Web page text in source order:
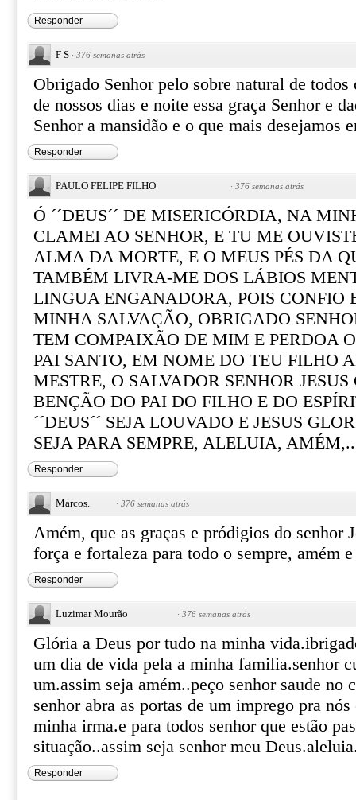
Responder
F S · 376 semanas atrás
Obrigado Senhor pelo sobre natural de
de nossos dias e noite essa graça Senhor e
Senhor a mansidão e o que mais desejamos
Responder
PAULO FELIPE FILHO · 376 semanas atrás
Ó ´´DEUS´´ DE MISERICÓRDIA, NA
CLAMEI AO SENHOR, E TU ME
ALMA DA MORTE, E O MEUS PÉS DA
TAMBÉM LIVRA-ME DOS LÁBIOS
LINGUA ENGANADORA, POIS CONFIO
MINHA SALVAÇÃO, OBRIGADO
TEM COMPAIXÃO DE MIM E PERDOA
PAI SANTO, EM NOME DO TEU FILHO
MESTRE, O SALVADOR SENHOR JESUS
BENÇÃO DO PAI DO FILHO E DO
´´DEUS´´ SEJA LOUVADO E JESUS
SEJA PARA SEMPRE, ALELUIA,
Responder
Marcos. · 376 semanas atrás
Amém, que as graças e pródigios do senhor
força e fortaleza para todo o sempre, amém
Responder
Luzimar Mourão · 376 semanas atrás
Glória a Deus por tudo na minha
um dia de vida pela a minha familia.senhor
um.assim seja amém..peço senhor saude no
senhor abra as portas de um imprego pra
minha irma.e para todos senhor que estão
situação..assim seja senhor meu
Responder